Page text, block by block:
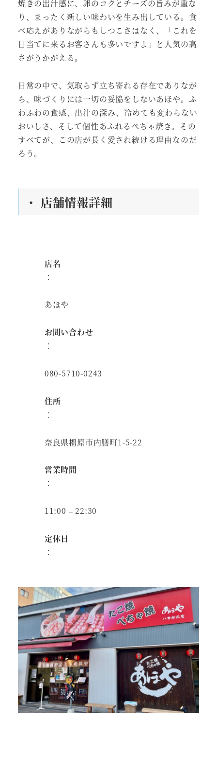
焼きの出汁感に、卵のコクとチーズの旨みが重な
り、まったく新しい味わいを生み出している。食
べ応えがありながらもしつこさはなく、「これを
目当てに来るお客さんも多いですよ」と人気の高
さがうかがえる。
日常の中で、気取らず立ち寄れる存在でありなが
ら、味づくりには一切の妥協をしないあほや。ふ
わふわの食感、出汁の深み、冷めても変わらない
おいしさ、そして個性あふれるぺちゃ焼き。その
すべてが、この店が長く愛され続ける理由なのだ
ろう。
・ 店舗情報詳細
店名
：
あほや
お問い合わせ
：
080-5710-0243
住所
：
奈良県橿原市内膳町1-5-22
営業時間
：
11:00 – 22:30
定休日
：